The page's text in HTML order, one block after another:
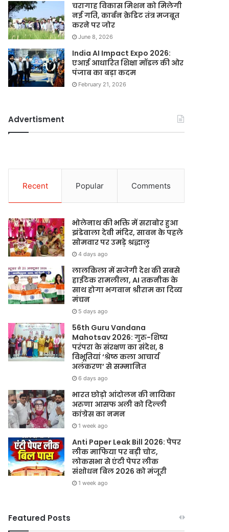
चरागाह विकास मिशन को मिलेगी
नई गति, कार्बन क्रेडिट तंत्र मजबूत
करने पर जोर
June 8, 2026
India AI Impact Expo 2026:
एआई आधारित शिक्षा मॉडल की ओर
पंजाब का बड़ा कदम
February 21, 2026
Advertisment
Recent Popular Comments
भोलेनाथ की भक्ति में सराबोर हुआ
झंडेवाला देवी मंदिर, सावन के पहले
सोमवार पर उमड़े श्रद्धालु
4 days ago
लालकिला में सजेगी देश की सबसे
हाईटेक रामलीला, AI तकनीक के
साथ होगा भगवान श्रीराम का दिव्य
मंचन
5 days ago
56th Guru Vandana
Mahotsav 2026: गुरु-शिष्य
परंपरा के संरक्षण का संदेश, 8
विभूतियां ‘श्रेष्ठ कला आचार्य
अलंकरण’ से सम्मानित
6 days ago
भारत छोड़ो आंदोलन की नायिका
अरुणा आसफ अली को दिल्ली
कांग्रेस का नमन
1 week ago
Anti Paper Leak Bill 2026: पेपर
लीक माफिया पर बड़ी चोट,
लोकसभा से एंटी पेपर लीक
संशोधन बिल 2026 को मंजूरी
1 week ago
Featured Posts